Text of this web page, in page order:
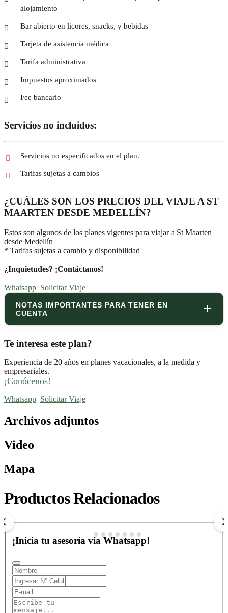
alojamiento
Bar abierto en licores, snacks, y bebidas
Tarjeta de asistencia médica
Tarifa administrativa
Impuestos aproximados
Fee bancario
Servicios no incluidos:
Servicios no especificados en el plan.
Tarifas sujetas a cambios
¿CUÁLES SON LOS PRECIOS DEL VIAJE A ST
MAARTEN DESDE MEDELLÍN?
Estos son algunos de los planes vigentes para viajar a St Maarten
desde Medellín
* Tarifas sujetas a cambio y disponibilidad
¿Inquietudes? ¡Contáctanos!
Whatsapp Solicitar Viaje
NOTAS IMPORTANTES PARA TENER EN
CUENTA
Te interesa este plan?
Experiencia de 20 años en planes vacacionales, a la medida y
empresariales.
¡Conócenos!
Whatsapp Solicitar Viaje
Archivos adjuntos
Video
Mapa
Productos Relacionados
PLANES A CANCÚN
$ 0COP
¡Inicia tu asesoría vía Whatsapp!